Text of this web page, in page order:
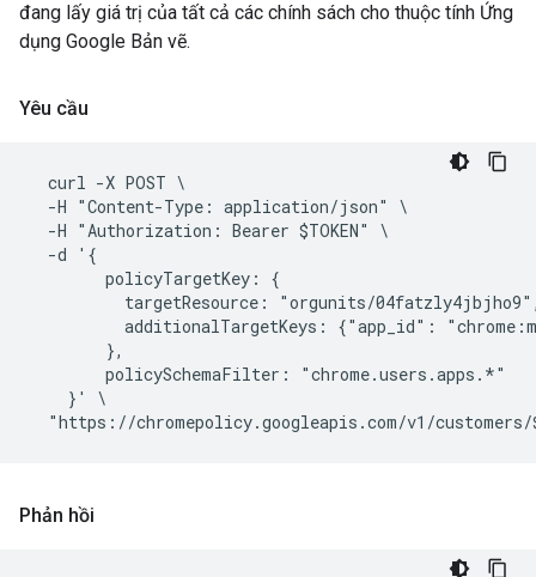
đang lấy giá trị của tất cả các chính sách cho thuộc tính Ứng
dụng Google Bản vẽ.
Yêu cầu
  curl -X POST \
  -H "Content-Type: application/json" \
  -H "Authorization: Bearer $TOKEN" \
  -d '{
        policyTargetKey: {
targetResource: "orgunits/
additionalTargetKeys: {"app_id":
        },
        policySchemaFilter: "chrome.users.apps.*"
    }' \
Phản hồi